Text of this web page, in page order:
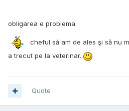
obligarea e problema.
cheful să am de ales şi să nu
a trecut pe la veterinar..
Quote